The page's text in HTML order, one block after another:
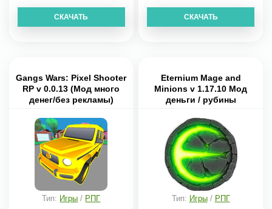
СКАЧАТЬ СКАЧАТЬ
Gangs Wars: Pixel Shooter
RP v 0.0.13 (Мод много
денег/без рекламы)
Тип: Игры / РПГ
Eternium Mage and
Minions v 1.17.10 Мод
деньги / рубины
Тип: Игры/ РПГ